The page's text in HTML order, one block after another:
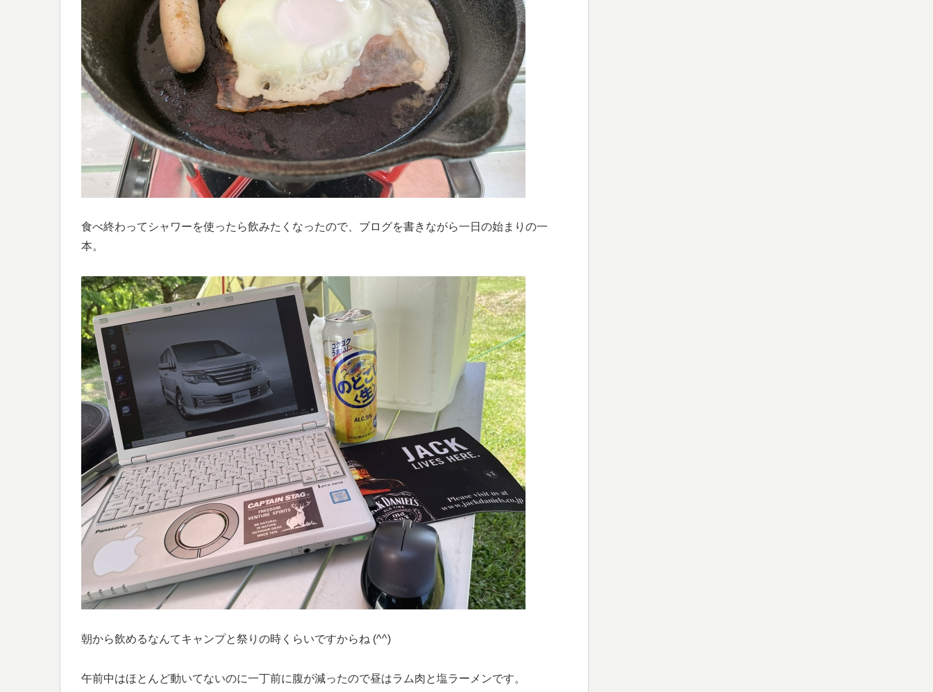
食べ終わってシャワーを使ったら飲みたくなったので、ブログを書きながら一日の始まりの一
本。
朝から飲めるなんてキャンプと祭りの時くらいですからね (^^)
午前中はほとんど動いてないのに一丁前に腹が減ったので昼はラム肉と塩ラーメンです。